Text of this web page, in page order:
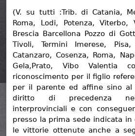
(V. su tutti :Trib. di Catania,
Roma, Lodi, Potenza, Viterbo,
Brescia Barcellona Pozzo di
Tivoli, Termini Imerese, Pisa,
Catanzaro, Cosenza, Roma,
Gela,Prato, Vibo Valentia
riconoscimento per il figlio
per il parente ed affine sino al
diritto di precedenza
interprovinciali e con
presso la prima sede indicata in
le vittorie ottenute anche a